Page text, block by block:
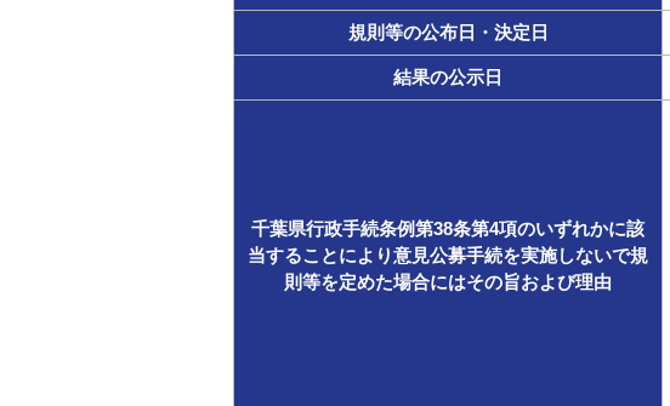
規則等の公布日・決定日
結果の公示日
千葉県行政手続条例第38条第4項のいずれかに該
当することにより意見公募手続を実施しないで規
則等を定めた場合にはその旨および理由